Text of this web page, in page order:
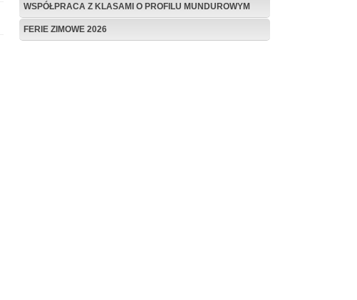
WSPÓŁPRACA Z KLASAMI O PROFILU MUNDUROWYM
FERIE ZIMOWE 2026